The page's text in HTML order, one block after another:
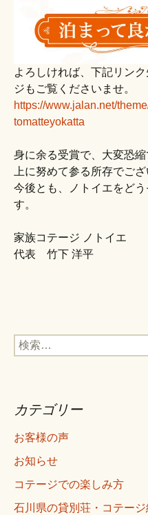
よろしければ、下記リン
ジもご覧くださいませ。
https://www.jalan.net/
tomatteyokatta
身に余る受賞で、大変恐
上に努めて参る所存でござ
今後とも、ノトイエをど
す。
家族コテージ ノトイエ
代表 竹下 洋平
検
索:
カテゴリー
お客様の声
お知らせ
コテージでの楽しみ方
石川県の貸別荘・コテージ